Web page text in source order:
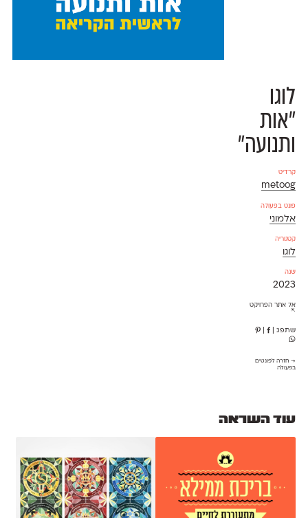
לוגו
״אות
ותנועה״
קרדיט
metoog
פונט בפעולה
אלמוני
קטגוריה
לוגו
שנה
2023
אל אתר הפרויקט
⇱
שתפו: |
→ חזרה לפונטים
בפעולה
עוד השראה